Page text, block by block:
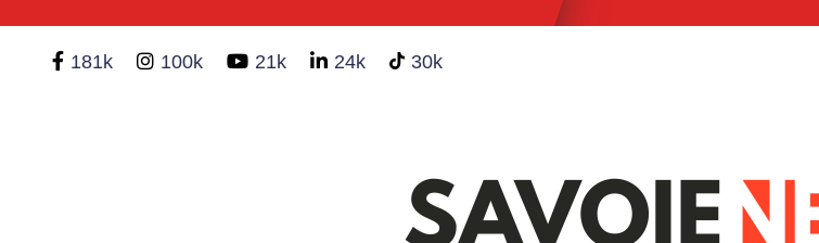
181k 100k 21k 24k 30k